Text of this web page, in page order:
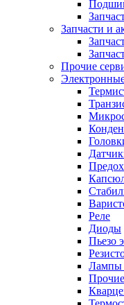
Запчасти и
Прочие
Реле
Диоды
Пьезо
Лампы